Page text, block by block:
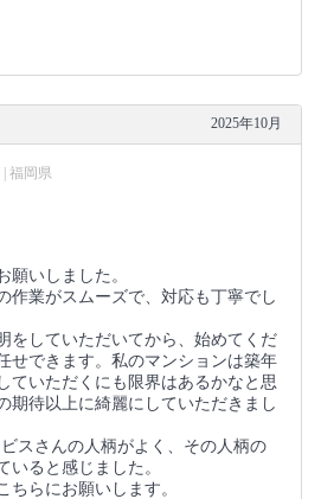
2025年10月
福岡県
願いしました。
作業がスムーズで、対応も丁寧でし
をしていただいてから、始めてくだ
せできます。私のマンションは築年
ていただくにも限界はあるかなと思
期待以上に綺麗にしていただきまし
スさんの人柄がよく、その人柄の
いると感じました。
ちらにお願いします。